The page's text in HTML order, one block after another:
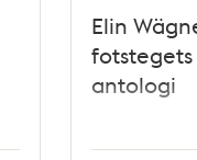
Elin
antologi